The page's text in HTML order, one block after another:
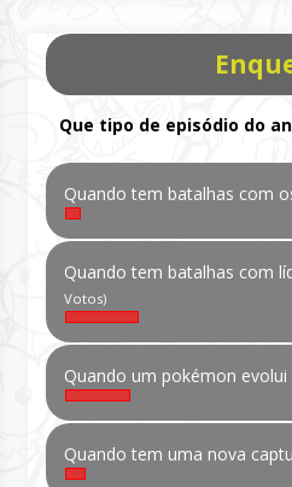
Que tipo de episódio do
Quando tem batalhas com
Quando tem batalhas com
Votos)
Quando um pokémon evolui
Quando tem uma nova